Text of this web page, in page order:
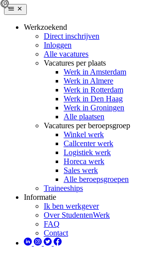
Werkzoekend
Direct inschrijven
Inloggen
Alle vacatures
Vacatures per plaats
Werk in Amsterdam
Werk in Almere
Werk in Rotterdam
Werk in Den Haag
Werk in Groningen
Alle plaatsen
Vacatures per beroepsgroep
Winkel werk
Callcenter werk
Logistiek werk
Horeca werk
Sales werk
Alle beroepsgroepen
Traineeships
Informatie
Ik ben werkgever
Over StudentenWerk
FAQ
Contact